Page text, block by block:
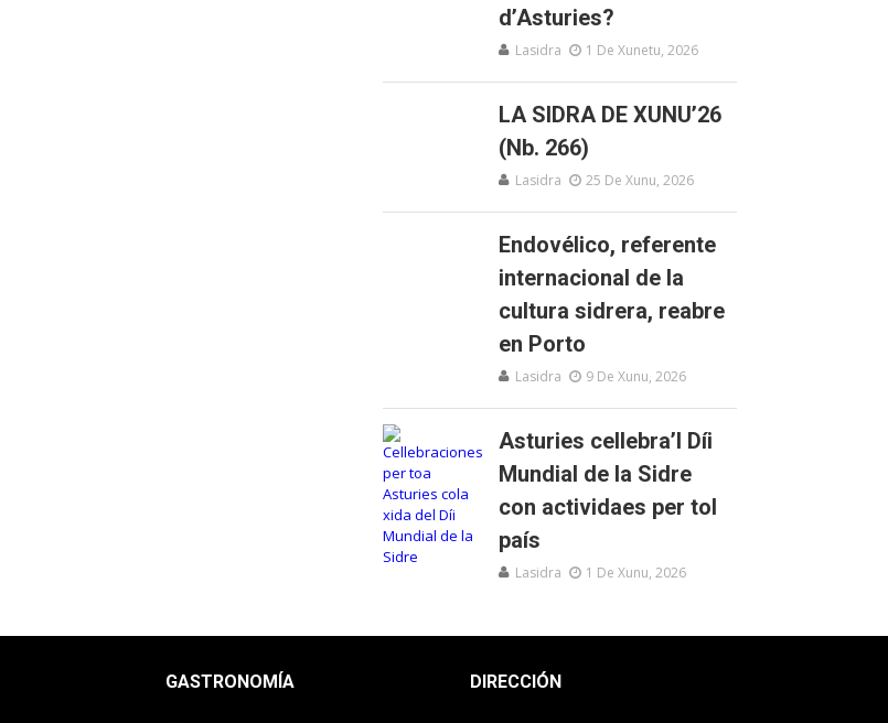
d’Asturies?
Lasidra 1 De Xunetu, 2026
LA SIDRA DE XUNU’26
(Nb. 266)
Lasidra 25 De Xunu, 2026
Endovélico, referente
internacional de la
cultura sidrera, reabre
en Porto
Lasidra 9 De Xunu, 2026
Asturies cellebra’l Díi
Mundial de la Sidre
con actividaes per tol
país
Lasidra 1 De Xunu, 2026
GASTRONOMÍA DIRECCIÓN